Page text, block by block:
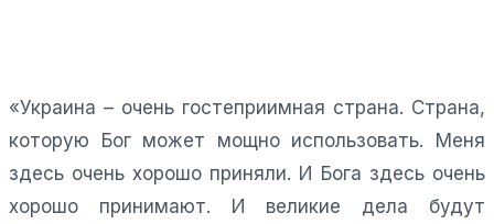
«Украина – очень гостеприимная страна. Страна,
которую Бог может мощно использовать. Меня
здесь очень хорошо приняли. И Бога здесь очень
хорошо принимают. И великие дела будут